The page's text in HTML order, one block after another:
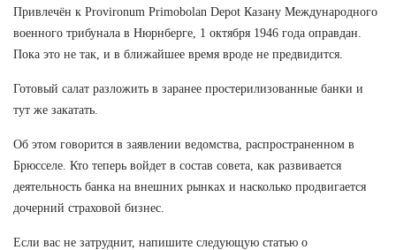
Привлечён к Provironum Primobolan Depot Казану Международного
военного трибунала в Нюрнберге, 1 октября 1946 года оправдан.
Пока это не так, и в ближайшее время вроде не предвидится.
Готовый салат разложить в заранее простерилизованные банки и
тут же закатать.
Об этом говорится в заявлении ведомства, распространенном в
Брюсселе. Кто теперь войдет в состав совета, как развивается
деятельность банка на внешних рынках и насколько продвигается
дочерний страховой бизнес.
Если вас не затруднит, напишите следующую статью о